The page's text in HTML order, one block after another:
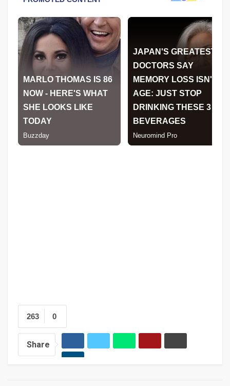
0
263
Share